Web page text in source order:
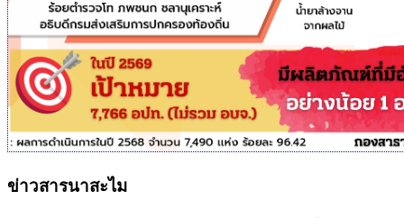
ข่าวสารนาสะไม